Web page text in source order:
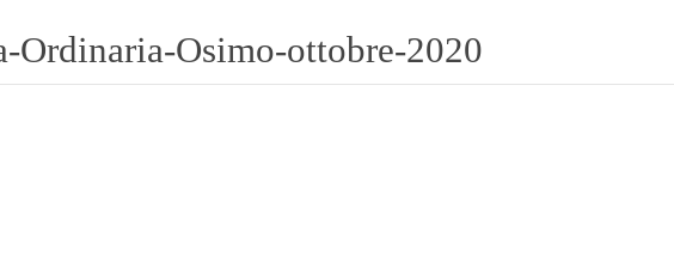
Ordinaria-Osimo-ottobre-2020